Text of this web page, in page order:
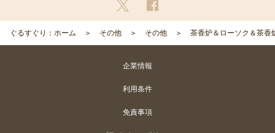
ぐるすぐり：ホーム その他 その他 茶香炉＆ローソク＆茶香
企業情報
利用条件
免責事項